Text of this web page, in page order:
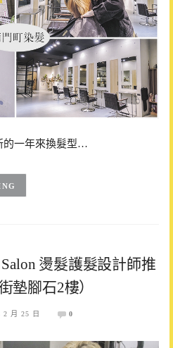
的一年來換髮型…
燙髮護髮設計師推
墊腳石2樓）
2 月 25 日 0